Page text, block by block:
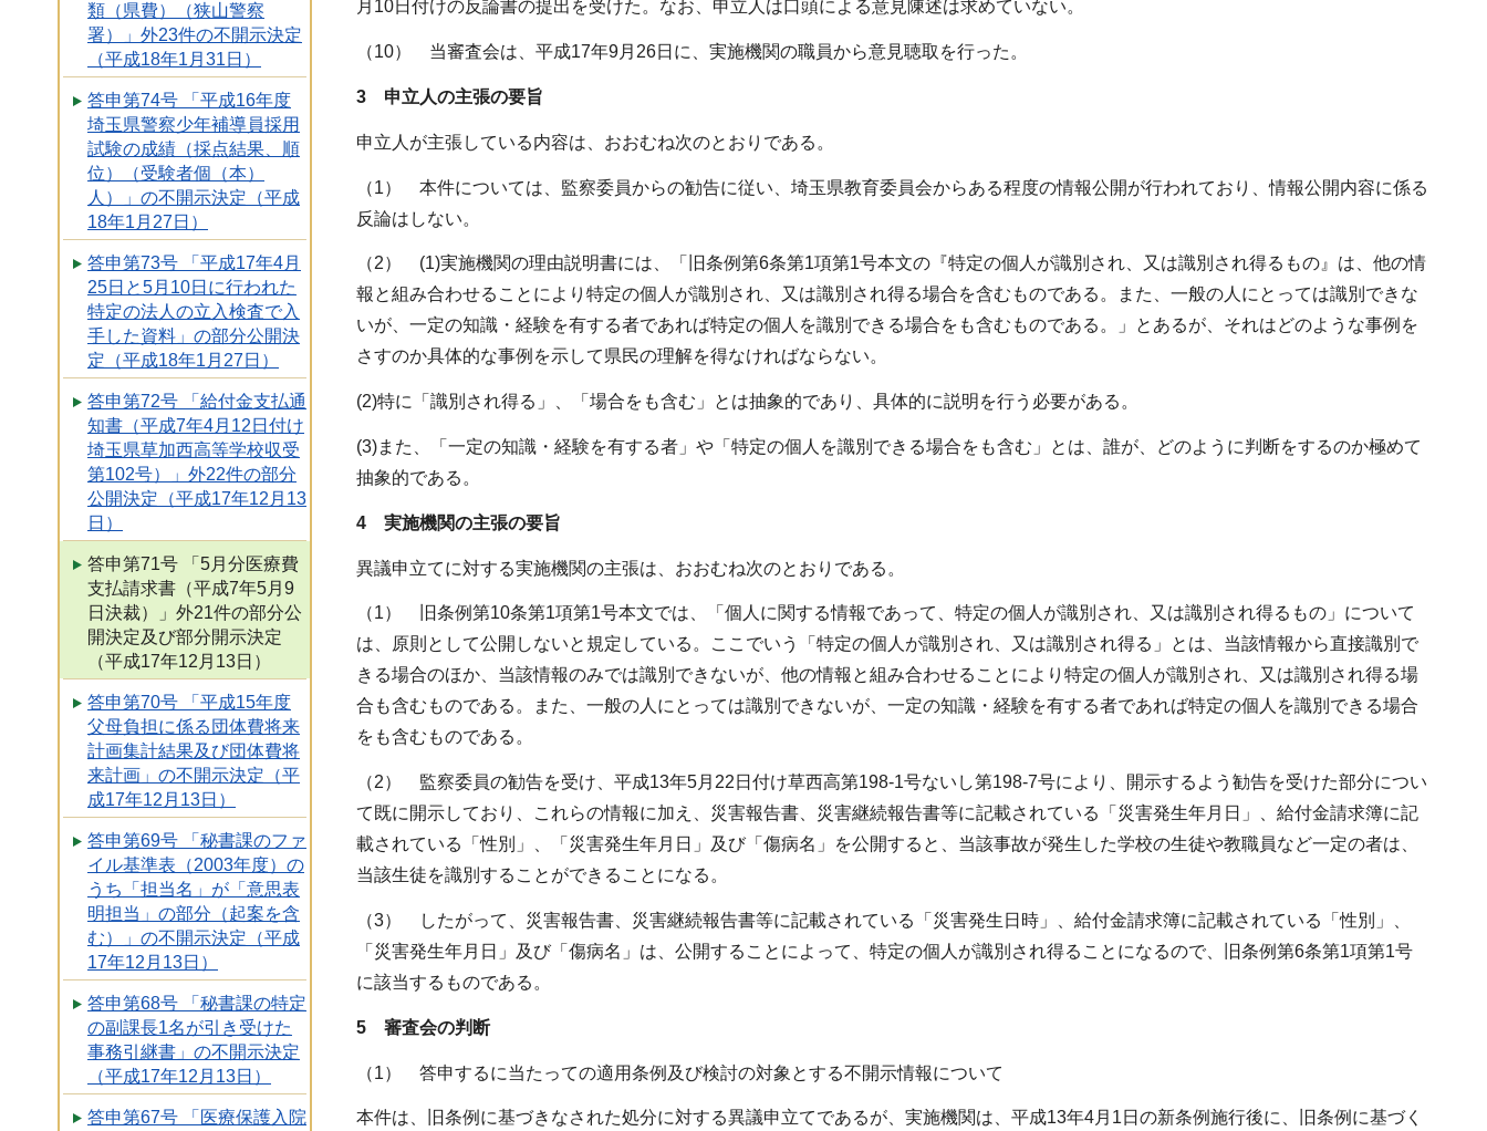
類（県費）（狭山警察
署）」外23件の不開示決定
（平成18年1月31日）
答申第74号 「平成16年度
埼玉県警察少年補導員採用
試験の成績（採点結果、順
位）（受験者個（本）
人）」の不開示決定（平成
18年1月27日）
答申第73号 「平成17年4月
25日と5月10日に行われた
特定の法人の立入検査で入
手した資料」の部分公開決
定（平成18年1月27日）
答申第72号 「給付金支払通
知書（平成7年4月12日付け
埼玉県草加西高等学校収受
第102号）」外22件の部分
公開決定（平成17年12月13
日）
答申第71号 「5月分医療費
支払請求書（平成7年5月9
日決裁）」外21件の部分公
開決定及び部分開示決定
（平成17年12月13日）
答申第70号 「平成15年度
父母負担に係る団体費将来
計画集計結果及び団体費将
来計画」の不開示決定（平
成17年12月13日）
答申第69号 「秘書課のファ
イル基準表（2003年度）の
うち「担当名」が「意思表
明担当」の部分（起案を含
む）」の不開示決定（平成
17年12月13日）
答申第68号 「秘書課の特定
の副課長1名が引き受けた
事務引継書」の不開示決定
（平成17年12月13日）
答申第67号 「医療保護入院
月10日付けの反論書の提出を受けた。なお、申立人は口頭による意見陳述は求めていない。
（10） 当審査会は、平成17年9月26日に、実施機関の職員から意見聴取を行った。
3 申立人の主張の要旨
申立人が主張している内容は、おおむね次のとおりである。
（1） 本件については、監察委員からの勧告に従い、埼玉県教育委員会からある程度の情報公開が行われており、情報公開内容に係る
反論はしない。
（2） (1)実施機関の理由説明書には、「旧条例第6条第1項第1号本文の『特定の個人が識別され、又は識別され得るもの』は、他の情
報と組み合わせることにより特定の個人が識別され、又は識別され得る場合を含むものである。また、一般の人にとっては識別できな
いが、一定の知識・経験を有する者であれば特定の個人を識別できる場合をも含むものである。」とあるが、それはどのような事例を
さすのか具体的な事例を示して県民の理解を得なければならない。
(2)特に「識別され得る」、「場合をも含む」とは抽象的であり、具体的に説明を行う必要がある。
(3)また、「一定の知識・経験を有する者」や「特定の個人を識別できる場合をも含む」とは、誰が、どのように判断をするのか極めて
抽象的である。
4 実施機関の主張の要旨
異議申立てに対する実施機関の主張は、おおむね次のとおりである。
（1） 旧条例第10条第1項第1号本文では、「個人に関する情報であって、特定の個人が識別され、又は識別され得るもの」について
は、原則として公開しないと規定している。ここでいう「特定の個人が識別され、又は識別され得る」とは、当該情報から直接識別で
きる場合のほか、当該情報のみでは識別できないが、他の情報と組み合わせることにより特定の個人が識別され、又は識別され得る場
合も含むものである。また、一般の人にとっては識別できないが、一定の知識・経験を有する者であれば特定の個人を識別できる場合
をも含むものである。
（2） 監察委員の勧告を受け、平成13年5月22日付け草西高第198-1号ないし第198-7号により、開示するよう勧告を受けた部分につい
て既に開示しており、これらの情報に加え、災害報告書、災害継続報告書等に記載されている「災害発生年月日」、給付金請求簿に記
載されている「性別」、「災害発生年月日」及び「傷病名」を公開すると、当該事故が発生した学校の生徒や教職員など一定の者は、
当該生徒を識別することができることになる。
（3） したがって、災害報告書、災害継続報告書等に記載されている「災害発生日時」、給付金請求簿に記載されている「性別」、
「災害発生年月日」及び「傷病名」は、公開することによって、特定の個人が識別され得ることになるので、旧条例第6条第1項第1号
に該当するものである。
5 審査会の判断
（1） 答申するに当たっての適用条例及び検討の対象とする不開示情報について
本件は、旧条例に基づきなされた処分に対する異議申立てであるが、実施機関は、平成13年4月1日の新条例施行後に、旧条例に基づく